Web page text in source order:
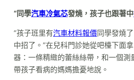
“同學汽車冷氣芯發燒，孩子也跟著中
“孩子班里有汽車材料報價同學發燒
中招了。”在兒科門診她從吧檯下面
器：一條精緻的蕾絲絲帶，和一個測
帶孩子看病的媽媽擔憂地說。